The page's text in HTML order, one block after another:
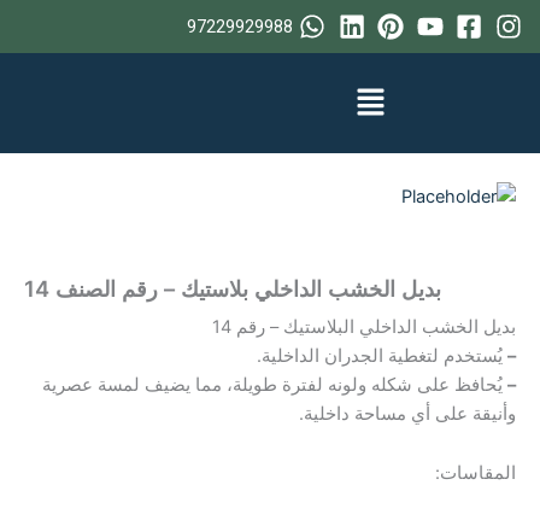
تخطي
إلى
97229929988
بديل الخشب الداخلي بلاستيك – رقم الصنف 14
بديل الخشب الداخلي البلاستيك – رقم 14
– يُستخدم لتغطية الجدران الداخلية.
– يُحافظ على شكله ولونه لفترة طويلة، مما يضيف لمسة عصرية
وأنيقة على أي مساحة داخلية.
المقاسات: